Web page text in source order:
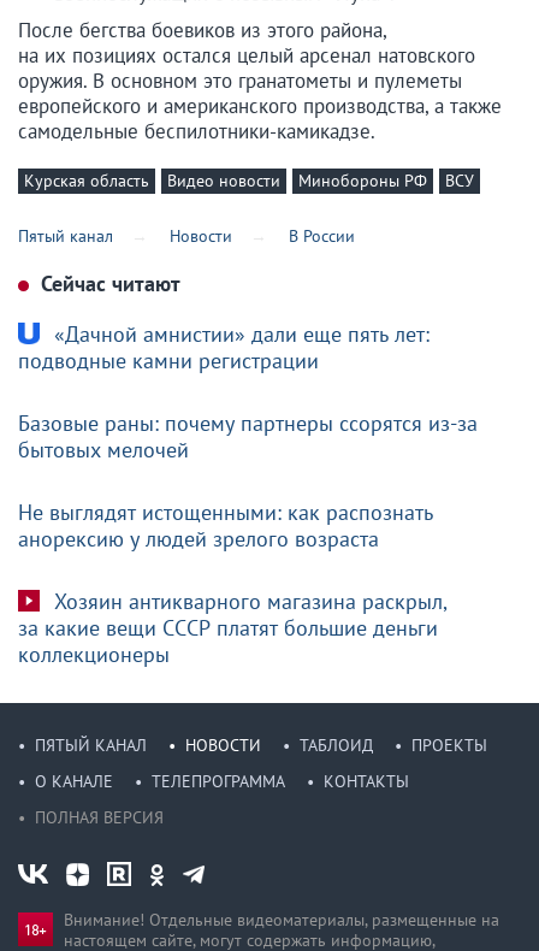
После бегства боевиков из этого района,
на их позициях остался целый арсенал натовского
оружия. В основном это гранатометы и пулеметы
европейского и американского производства, а также
самодельные беспилотники-камикадзе.
Курская область Видео новости Минобороны РФ ВСУ
Пятый канал Новости В России
Сейчас читают
«Дачной амнистии» дали еще пять лет:
подводные камни регистрации
Базовые раны: почему партнеры ссорятся из-за
бытовых мелочей
Не выглядят истощенными: как распознать
анорексию у людей зрелого возраста
Хозяин антикварного магазина раскрыл,
за какие вещи СССР платят большие деньги
коллекционеры
ПЯТЫЙ КАНАЛ НОВОСТИ ТАБЛОИД
ПРОЕКТЫ
О КАНАЛЕ
ТЕЛЕПРОГРАММА
КОНТАКТЫ
ПОЛНАЯ ВЕРСИЯ
Внимание! Отдельные видеоматериалы, размещенные на
настоящем сайте, могут содержать информацию,